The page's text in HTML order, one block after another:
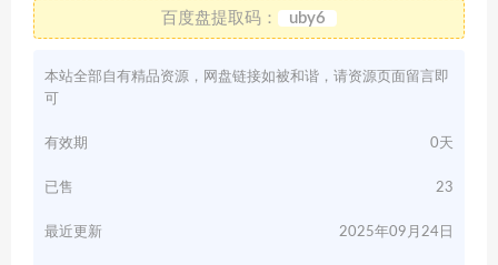
百度盘提取码： uby6
本站全部自有精品资源，网盘链接如被和谐，请资源页面留言即
可
有效期 0天
已售 23
最近更新 2025年09月24日